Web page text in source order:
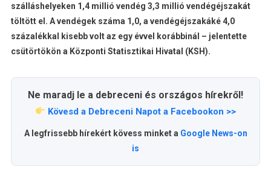
szálláshelyeken 1,4 millió vendég 3,3 millió vendégéjszakát
töltött el. A vendégek száma 1,0, a vendégéjszakáké 4,0
százalékkal kisebb volt az egy évvel korábbinál – jelentette
csütörtökön a Központi Statisztikai Hivatal (KSH).
Ne maradj le a debreceni és országos hírekről!
Kövesd a Debreceni Napot a Facebookon >>
A legfrissebb hírekért kövess minket a Google News-on
is